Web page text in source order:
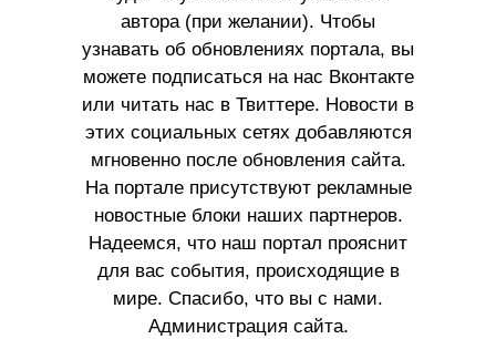
автора (при желании). Чтобы
узнавать об обновлениях портала, вы
можете подписаться на нас Вконтакте
или читать нас в Твиттере. Новости в
этих социальных сетях добавляются
мгновенно после обновления сайта.
На портале присутствуют рекламные
новостные блоки наших партнеров.
Надеемся, что наш портал прояснит
для вас события, происходящие в
мире. Спасибо, что вы с нами.
Администрация сайта.